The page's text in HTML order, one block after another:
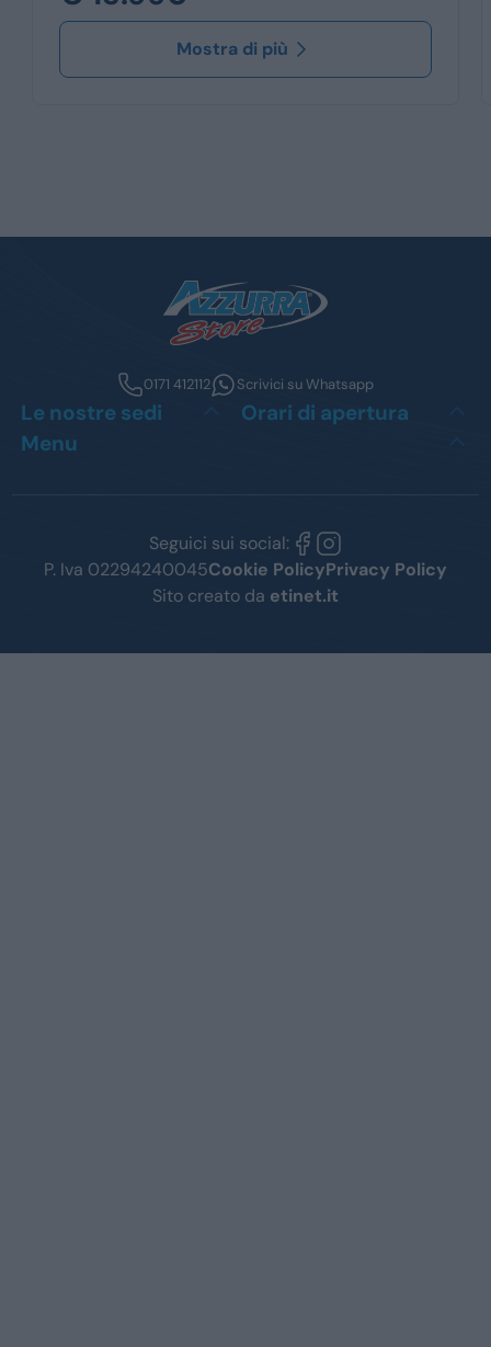
Mostra di più
0171 412112 Scrivici su Whatsapp
Le nostre sedi
Orari di apertura
Menu
Seguici sui social:
P. Iva 02294240045Cookie PolicyPrivacy Policy
Sito creato da etinet.it